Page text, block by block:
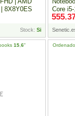
8X8Y0ES
Stock:Si
Core
15, 6"